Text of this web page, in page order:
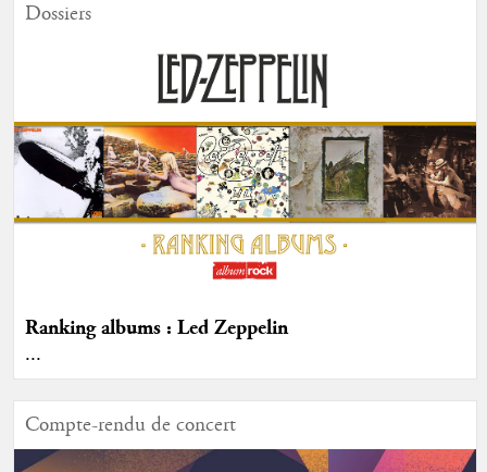
Dossiers
Ranking albums : Led Zeppelin
...
Compte-rendu de concert